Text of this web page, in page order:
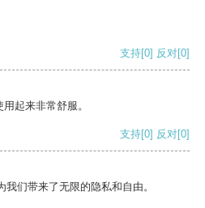
支持[0] 反对[0]
起来非常舒服。
支持[0] 反对[0]
们带来了无限的隐私和自由。